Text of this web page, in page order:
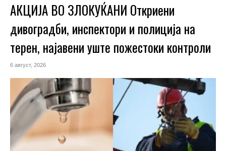
АКЦИЈА ВО ЗЛОКУЌАНИ Откриени
дивоградби, инспектори и полиција на
терен, најавени уште пожестоки контроли
6 август, 2026